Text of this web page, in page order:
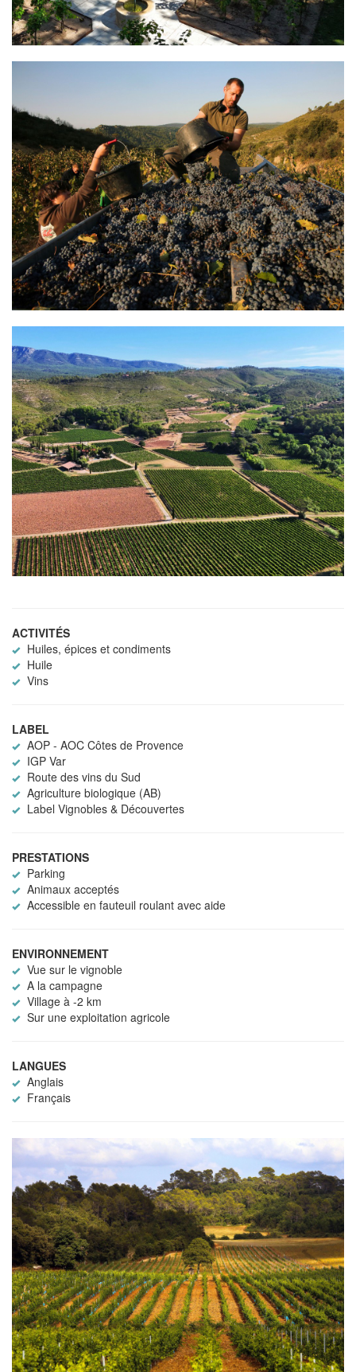
ACTIVITÉS
Huiles, épices et condiments
Huile
Vins
LABEL
AOP - AOC Côtes de Provence
IGP Var
Route des vins du Sud
Agriculture biologique (AB)
Label Vignobles & Découvertes
PRESTATIONS
Parking
Animaux acceptés
Accessible en fauteuil roulant avec aide
ENVIRONNEMENT
Vue sur le vignoble
A la campagne
Village à -2 km
Sur une exploitation agricole
LANGUES
Anglais
Français